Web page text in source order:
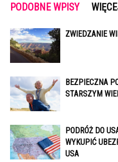
PODOBNE WPISY
ZWIEDZANIE
BEZPIECZNA
STARSZYM
PODRÓŻ DO
WYKUPIĆ
USA